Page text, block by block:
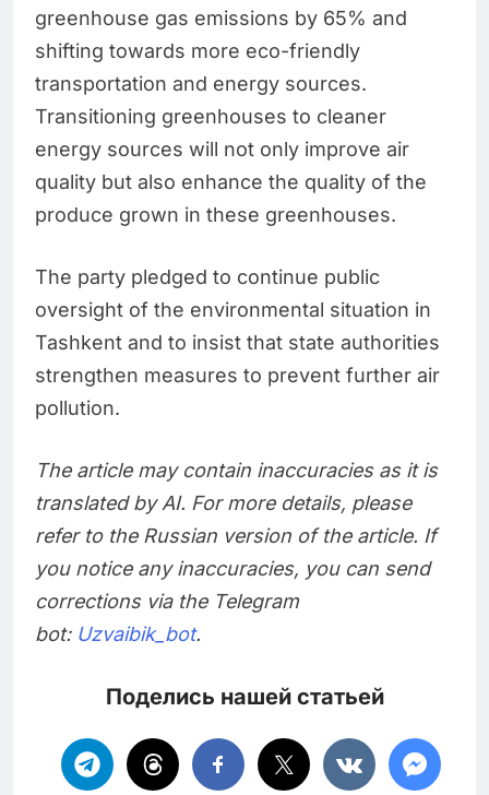
greenhouse gas emissions by 65% and
shifting towards more eco-friendly
transportation and energy sources.
Transitioning greenhouses to cleaner
energy sources will not only improve air
quality but also enhance the quality of the
produce grown in these greenhouses.
The party pledged to continue public
oversight of the environmental situation in
Tashkent and to insist that state authorities
strengthen measures to prevent further air
pollution.
The article may contain inaccuracies as it is
translated by AI. For more details, please
refer to the Russian version of the article. If
you notice any inaccuracies, you can send
corrections via the Telegram
bot: Uzvaibik_bot.
Поделись нашей статьей